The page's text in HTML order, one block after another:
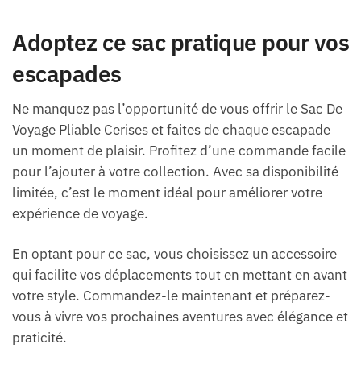
Adoptez ce sac pratique pour vos
escapades
Ne manquez pas l’opportunité de vous offrir le Sac De
Voyage Pliable Cerises et faites de chaque escapade
un moment de plaisir. Profitez d’une commande facile
pour l’ajouter à votre collection. Avec sa disponibilité
limitée, c’est le moment idéal pour améliorer votre
expérience de voyage.
En optant pour ce sac, vous choisissez un accessoire
qui facilite vos déplacements tout en mettant en avant
votre style. Commandez-le maintenant et préparez-
vous à vivre vos prochaines aventures avec élégance et
praticité.